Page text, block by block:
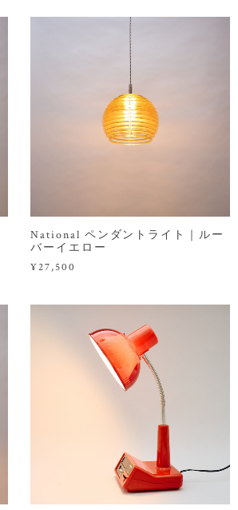
National ペンダントライト｜ルー
バーイエロー
¥27,500